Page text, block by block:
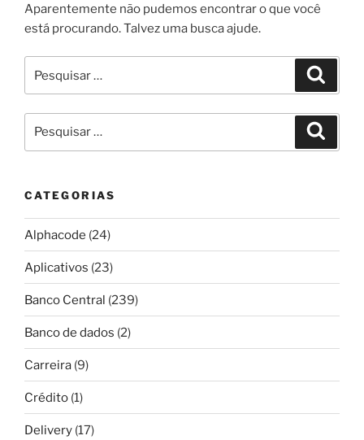
Aparentemente não pudemos encontrar o que você
está procurando. Talvez uma busca ajude.
por:
por:
CATEGORIAS
Alphacode (24)
Aplicativos (23)
Banco Central (239)
Banco de dados (2)
Carreira (9)
Crédito (1)
Delivery (17)